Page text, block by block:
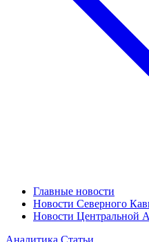
Главные новости
Новости Северного
Новости Центральной
Аналитика Статьи